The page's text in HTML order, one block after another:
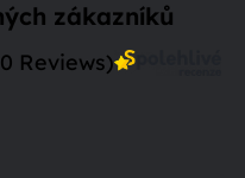
zákazníků
Reviews)